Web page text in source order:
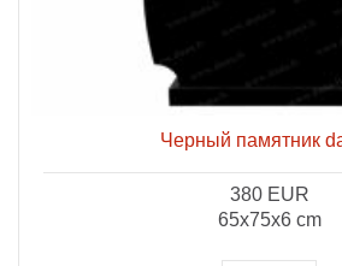
Черный памятник
380 EUR
65x75x6 cm